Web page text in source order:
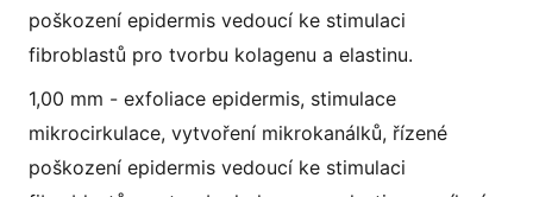
poškození epidermis vedoucí ke stimulaci
fibroblastů pro tvorbu kolagenu a elastinu.
1,00 mm - exfoliace epidermis, stimulace
mikrocirkulace, vytvoření mikrokanálků, řízené
poškození epidermis vedoucí ke stimulaci